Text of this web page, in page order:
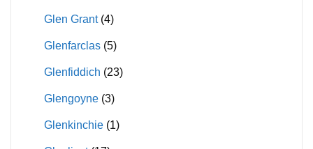
Glen Grant (4)
Glenfarclas (5)
Glenfiddich (23)
Glengoyne (3)
Glenkinchie (1)